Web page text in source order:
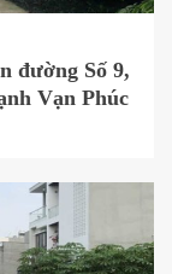
đường Số 9,
Vạn Phúc